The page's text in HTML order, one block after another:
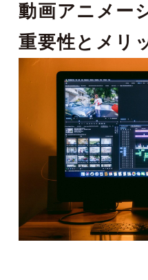
動画アニメー
重要性とメリ